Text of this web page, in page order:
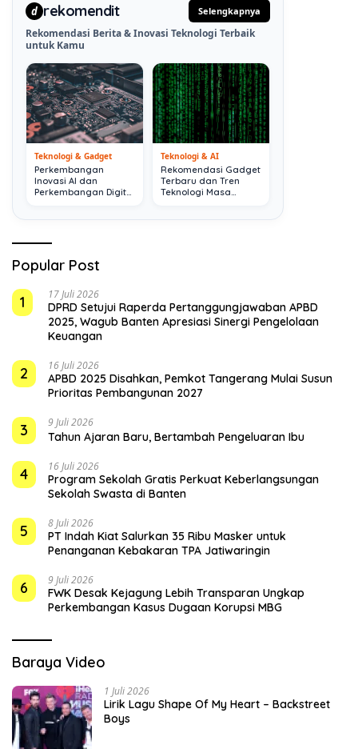
d rekomendit Selengkapnya
Rekomendasi Berita & Inovasi Teknologi Terbaik
untuk Kamu
Teknologi & Gadget
Perkembangan
Inovasi AI dan
Perkembangan Digital
Teknologi & AI
Rekomendasi Gadget
Terbaru dan Tren
Teknologi Masa
Popular Post
1
17 Juli 2026
DPRD Setujui Raperda Pertanggungjawaban APBD
2025, Wagub Banten Apresiasi Sinergi Pengelolaan
Keuangan
2 16 Juli 2026
APBD 2025 Disahkan, Pemkot Tangerang Mulai Susun
Prioritas Pembangunan 2027
3 9 Juli 2026
Tahun Ajaran Baru, Bertambah Pengeluaran Ibu
4 16 Juli 2026
Program Sekolah Gratis Perkuat Keberlangsungan
Sekolah Swasta di Banten
5 8 Juli 2026
PT Indah Kiat Salurkan 35 Ribu Masker untuk
Penanganan Kebakaran TPA Jatiwaringin
6 9 Juli 2026
FWK Desak Kejagung Lebih Transparan Ungkap
Perkembangan Kasus Dugaan Korupsi MBG
Baraya Video
1 Juli 2026
Lirik Lagu Shape Of My Heart – Backstreet
Boys